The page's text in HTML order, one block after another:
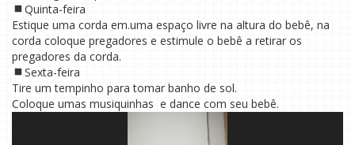
Quinta-feira
Estique uma corda em.uma espaço livre na altura do bebê, na
corda coloque pregadores e estimule o bebê a retirar os
pregadores da corda.
Sexta-feira
Tire um tempinho para tomar banho de sol.
Coloque umas musiquinhas e dance com seu bebê.